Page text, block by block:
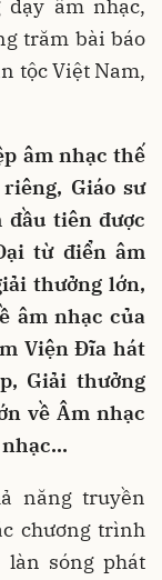
âm nhạc,
trăm bài báo
tộc Việt Nam,
âm nhạc thế
Giáo sư
đầu tiên được
từ điển âm
thưởng lớn,
âm nhạc của
Viện Đĩa hát
Giải thưởng
về Âm nhạc
nhạc…
năng truyền
chương trình
sóng phát